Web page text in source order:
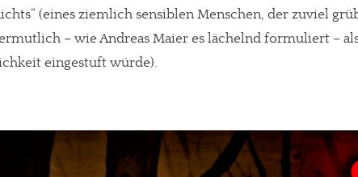
(eines ziemlich sensiblen Menschen, der zuviel
– wie Andreas Maier es lächelnd formuliert –
eingestuft würde).